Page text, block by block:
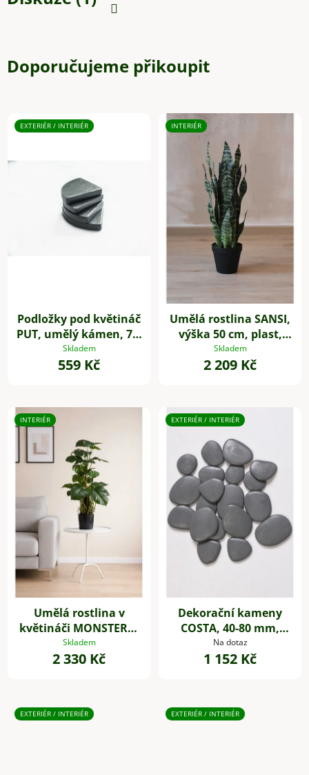
Doporučujeme přikoupit
EXTERIÉR / INTERIÉR
Podložky pod květináč
PUT, umělý kámen, 7 x
7 cm, 4-set, šedé
Skladem
559 Kč
INTERIÉR
Umělá rostlina SANSI,
výška 50 cm, plast,
zelená
Skladem
2 209 Kč
INTERIÉR
Umělá rostlina v
květináči MONSTERA,
plast, výška 85 cm,
zelená
Skladem
2 330 Kč
EXTERIÉR / INTERIÉR
Dekorační kameny
COSTA, 40-80 mm,
plast, šedá
Na dotaz
1 152 Kč
EXTERIÉR / INTERIÉR EXTERIÉR / INTERIÉR